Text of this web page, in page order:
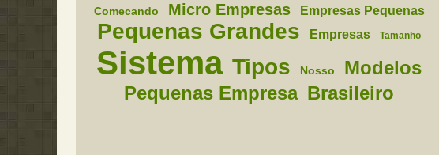
Comecando Micro Empresas Empresas Pequenas
Pequenas Grandes Empresas Tamanho
Sistema Tipos Nosso
Modelos
Pequenas Empresa Brasileiro